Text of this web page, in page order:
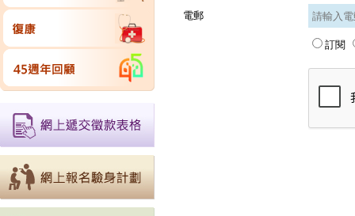
電郵
訂閱